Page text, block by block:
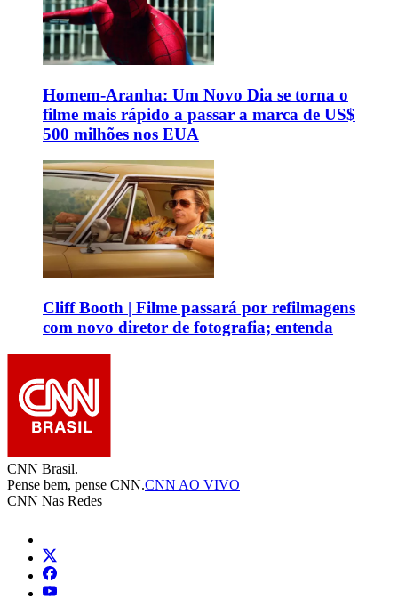
Homem-Aranha: Um Novo Dia se torna o
filme mais rápido a passar a marca de US$
500 milhões nos EUA
Cliff Booth | Filme passará por refilmagens
com novo diretor de fotografia; entenda
CNN Brasil.
Pense bem, pense CNN.CNN AO VIVO
CNN Nas Redes